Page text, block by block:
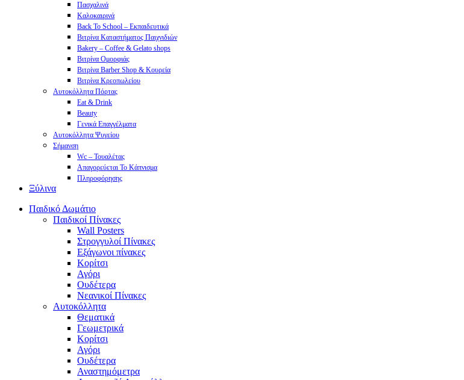
Πασχαλινά
Καλοκαιρινά
Back To School – Εκπαιδευτικά
Βιτρίνα Καταστήματος Παιχνιδιών
Bakery – Coffee & Gelato shops
Βιτρίνα Ομορφιάς
Βιτρίνα Barber Shop & Κουρεία
Βιτρίνα Κρεοπωλείου
Αυτοκόλλητα Πόρτας
Eat & Drink
Beauty
Γενικά Επαγγέλματα
Αυτοκόλλητα Ψυγείου
Σήμανση
Wc – Τουαλέτας
Απαγορεύεται Το Κάπνισμα
Πληροφόρησης
Ξύλινα
Παιδικό Δωμάτιο
Παιδικοί Πίνακες
Wall Posters
Στρογγυλοί Πίνακες
Εξάγωνοι πίνακες
Κορίτσι
Αγόρι
Ουδέτερα
Νεανικοί Πίνακες
Αυτοκόλλητα
Θεματικά
Γεωμετρικά
Κορίτσι
Αγόρι
Ουδέτερα
Αναστημόμετρα